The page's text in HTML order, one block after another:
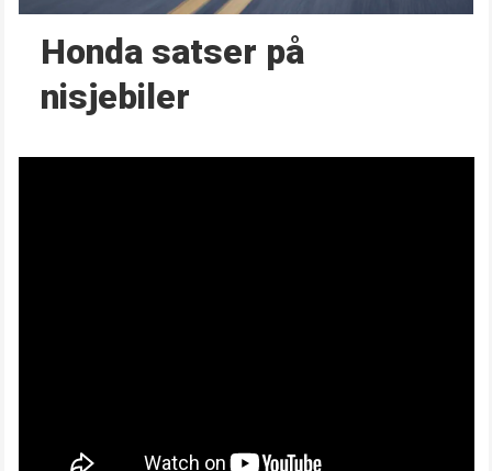
Honda satser på
nisjebiler